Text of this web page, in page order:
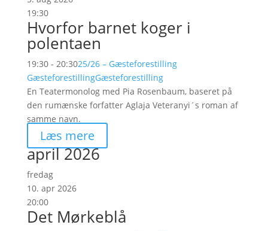
19:30
Hvorfor barnet koger i
polentaen
19:30 - 20:3025/26 – Gæsteforestilling
GæsteforestillingGæsteforestilling
En Teatermonolog med Pia Rosenbaum, baseret på
den rumænske forfatter Aglaja Veteranyi´s roman af
samme navn.
Læs mere
april 2026
fredag
10. apr 2026
20:00
Det Mørkeblå